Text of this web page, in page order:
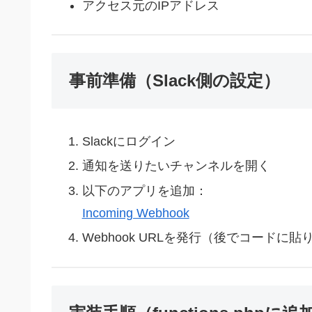
アクセス元のIPアドレス
事前準備（Slack側の設定）
Slackにログイン
通知を送りたいチャンネルを開く
以下のアプリを追加：
Incoming Webhook
Webhook URLを発行（後でコードに貼